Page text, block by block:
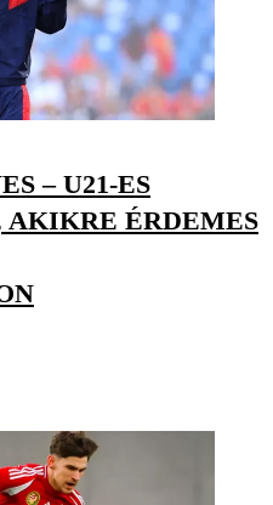
– U21-ES
AKIKRE ÉRDEMES